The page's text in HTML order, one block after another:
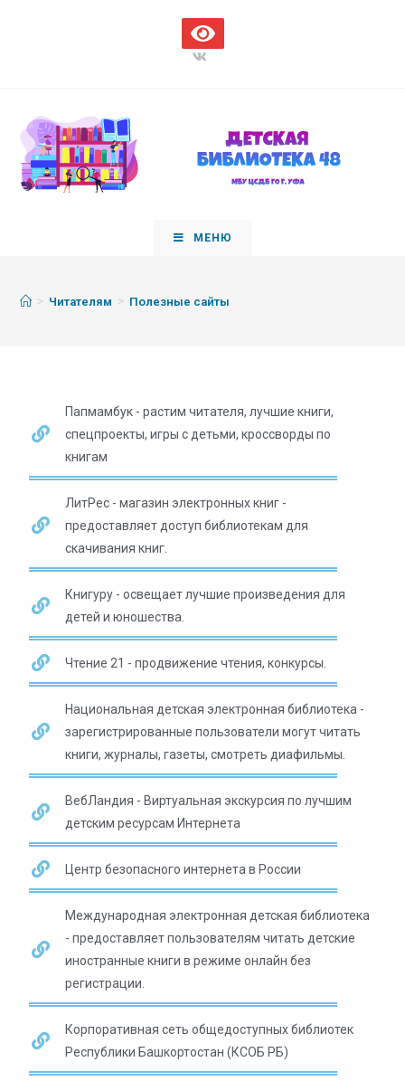
МЕНЮ
> Читателям > Полезные сайты
Папмамбук - растим читателя, лучшие книги,
спецпроекты, игры с детьми, кроссворды по
книгам
ЛитРес - магазин электронных книг -
предоставляет доступ библиотекам для
скачивания книг.
Книгуру - освещает лучшие произведения для
детей и юношества.
Чтение 21 - продвижение чтения, конкурсы.
Национальная детская электронная библиотека -
зарегистрированные пользователи могут читать
книги, журналы, газеты, смотреть диафильмы.
ВебЛандия - Виртуальная экскурсия по лучшим
детским ресурсам Интернета
Центр безопасного интернета в России
Международная электронная детская библиотека
- предоставляет пользователям читать детские
иностранные книги в режиме онлайн без
регистрации.
Корпоративная сеть общедоступных библиотек
Республики Башкортостан (КСОБ РБ)